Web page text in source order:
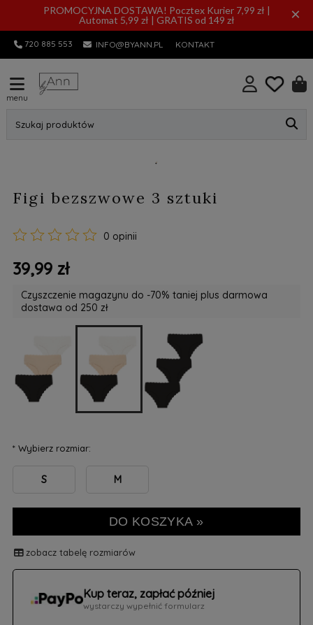
PROMOCYJNA DOSTAWA! Pocztex Kurier 7,99 zł |
Automat 5,99 zł | GRATIS od 149 zł
×
720 885 553 INFO@BYANN.PL KONTAKT
menu
Szukaj produktów
Figi bezszwowe 3 sztuki
0 opinii
39,99 zł
Czyszczenie magazynu do -70% taniej plus darmowa
dostawa od 250 zł
*Wybierz rozmiar:
S M
DO KOSZYKA »
zobacz tabelę rozmiarów
Kup teraz, zapłać później
wystarczy wypełnić formularz